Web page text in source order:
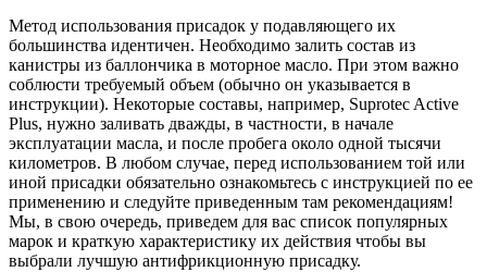
Метод использования присадок у подавляющего их
большинства идентичен. Необходимо залить состав из
канистры из баллончика в моторное масло. При этом важно
соблюсти требуемый объем (обычно он указывается в
инструкции). Некоторые составы, например, Suprotec Active
Plus, нужно заливать дважды, в частности, в начале
эксплуатации масла, и после пробега около одной тысячи
километров. В любом случае, перед использованием той или
иной присадки обязательно ознакомьтесь с инструкцией по ее
применению и следуйте приведенным там рекомендациям!
Мы, в свою очередь, приведем для вас список популярных
марок и краткую характеристику их действия чтобы вы
выбрали лучшую антифрикционную присадку.